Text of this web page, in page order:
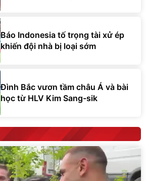
Báo Indonesia tố trọng tài xử ép
khiến đội nhà bị loại sớm
Đình Bắc vươn tầm châu Á và bài
học từ HLV Kim Sang-sik